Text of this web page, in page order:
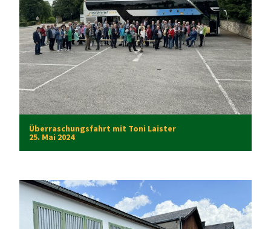
Überraschungsfahrt mit Toni Laister
25. Mai 2024